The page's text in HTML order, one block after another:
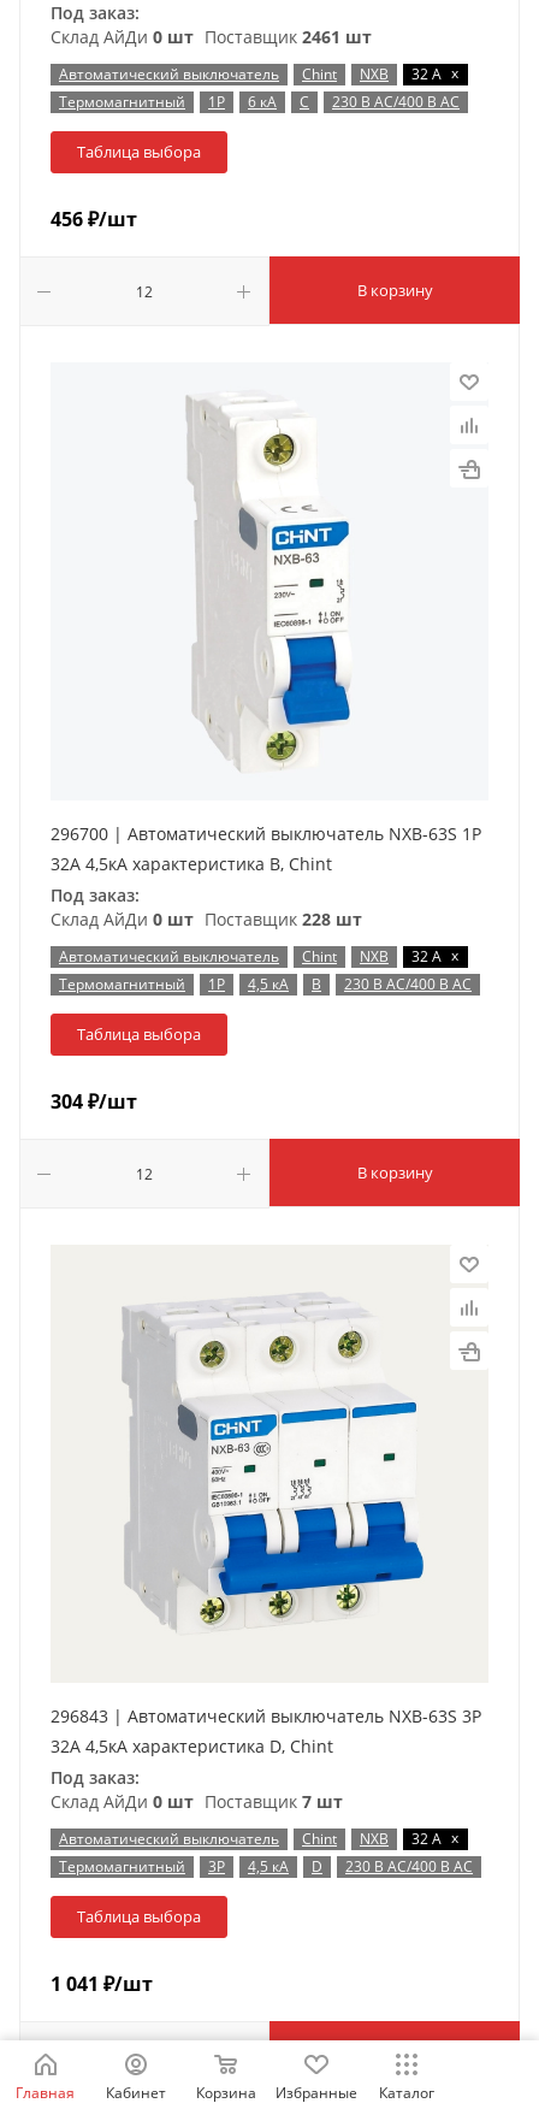
Под заказ:
Склад АйДи 0 шт Поставщик 2461 шт
Автоматический выключатель Chint NXB 32 А x
Термомагнитный
1P 6 кА C 230 В AC/400 В AC
Таблица выбора
456₽/шт
В корзину
296700 | Автоматический выключатель NXB-63S 1P
32А 4,5кА характеристика B, Chint
Под заказ:
Склад АйДи 0 шт Поставщик 228 шт
Автоматический выключатель Chint NXB 32 А x
Термомагнитный
1P 4,5 кА B 230 В AC/400 В AC
Таблица выбора
304₽/шт
В корзину
296843 | Автоматический выключатель NXB-63S 3P
32А 4,5кА характеристика D, Chint
Под заказ:
Склад АйДи 0 шт Поставщик 7 шт
Автоматический выключатель Chint NXB 32 А x
Термомагнитный
3P 4,5 кА D 230 В AC/400 В AC
Таблица выбора
1 041 ₽/шт
В корзину
Главная Кабинет Корзина Избранные Каталог